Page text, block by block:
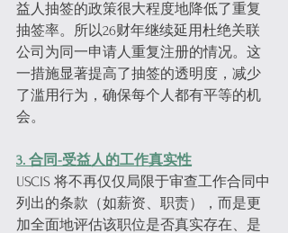
益人抽签的政策很大程度地降低了重复
抽签率。所以26财年继续延用杜绝关联
公司为同一申请人重复注册的情况。这
一措施显著提高了抽签的透明度，减少
了滥用行为，确保每个人都有平等的机
会。
3. 合同-受益人的工作真实性
USCIS 将不再仅仅局限于审查工作合同中
列出的条款（如薪资、职责），而是更
加全面地评估该职位是否真实存在、是